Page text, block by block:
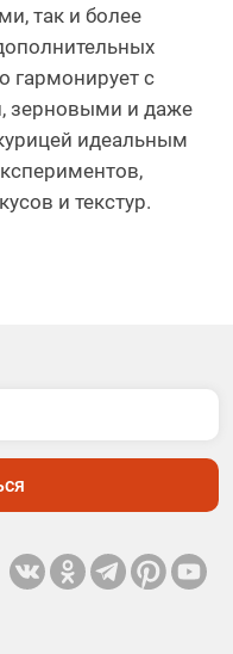
так и более
гармонирует с
зерновыми и даже
идеальным
и текстур.